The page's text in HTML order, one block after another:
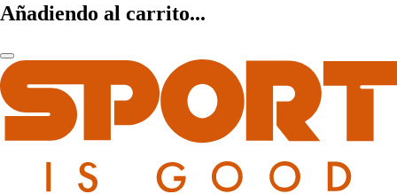
Añadiendo al carrito...